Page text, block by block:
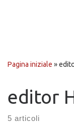
Pagina iniziale »
editor
5 articoli